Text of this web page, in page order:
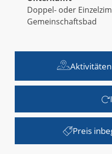
Preis
Doppel- oder
Gemeinschaftsbad